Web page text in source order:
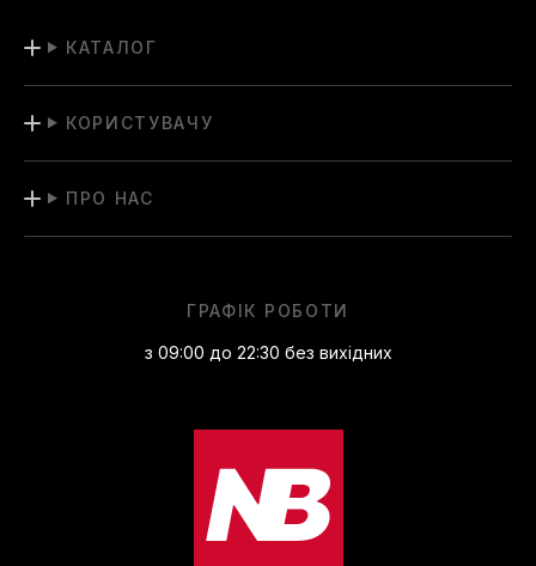
КАТАЛОГ
КОРИСТУВАЧУ
ПРО НАС
ГРАФІК РОБОТИ
з 09:00 до 22:30 без вихідних